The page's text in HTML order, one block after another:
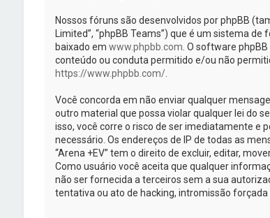
Nossos fóruns são desenvolvidos por phpBB
Limited”, “phpBB Teams”) que é um sistema de
baixado em www.phpbb.com . O software
conteúdo ou conduta permitido e/ou não
https://www.phpbb.com/.
Você concorda em não enviar qualquer
outro material que possa violar qualquer lei do
isso, você corre o risco de ser imediatamente e
necessário. Os endereços de IP de todas as
“Arena +EV” tem o direito de excluir, editar,
Como usuário você aceita que qualquer
não ser fornecida a terceiros sem a sua
tentativa ou ato de hacking, intromissão